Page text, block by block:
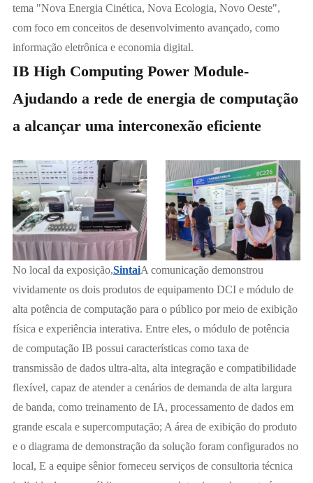
tema "Nova Energia Cinética, Nova Ecologia, Novo Oeste",
com foco em conceitos de desenvolvimento avançado, como
informação eletrônica e economia digital.
IB High Computing Power Module-
Ajudando a rede de energia de computação
a alcançar uma interconexão eficiente
No local da exposição,SintaiA comunicação demonstrou
vividamente os dois produtos de equipamento DCI e módulo de
alta potência de computação para o público por meio de exibição
física e experiência interativa. Entre eles, o módulo de potência
de computação IB possui características como taxa de
transmissão de dados ultra-alta, alta integração e compatibilidade
flexível, capaz de atender a cenários de demanda de alta largura
de banda, como treinamento de IA, processamento de dados em
grande escala e supercomputação; A área de exibição do produto
e o diagrama de demonstração da solução foram configurados no
local, E a equipe sênior forneceu serviços de consultoria técnica